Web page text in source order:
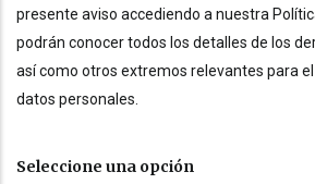
presente aviso accediendo a nuestra
podrán conocer todos los detalles de los
así como otros extremos relevantes para
datos personales.
Seleccione una opción